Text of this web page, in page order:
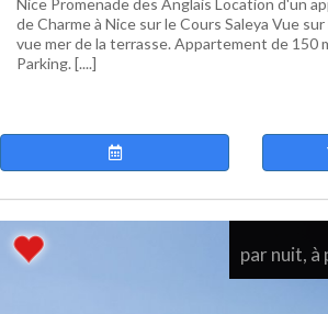
Nice Promenade des Anglais Location d'un
de Charme à Nice sur le Cours Saleya Vue
vue mer de la terrasse. Appartement de 150
Parking. [....]
par nuit,